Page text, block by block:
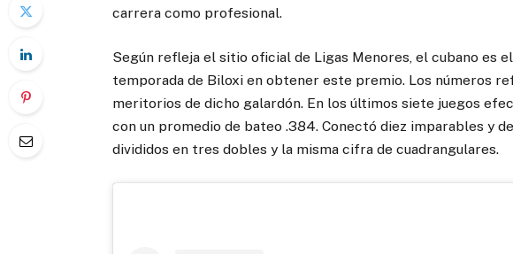
carrera como profesional.
Según refleja el sitio oficial de Ligas Menores, el cubano es
temporada de Biloxi en obtener este premio. Los números
meritorios de dicho galardón. En los últimos siete juegos
con un promedio de bateo .384. Conectó diez imparables y
divididos en tres dobles y la misma cifra de cuadrangulares.